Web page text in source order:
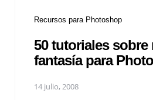
Recursos para Photoshop
50 tutoriales sobre
fantasía para
14 julio, 2008